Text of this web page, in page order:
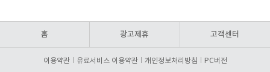
홈 광고제휴 고객센터
이용약관 유료서비스 이용약관 개인정보처리방침 PC버전